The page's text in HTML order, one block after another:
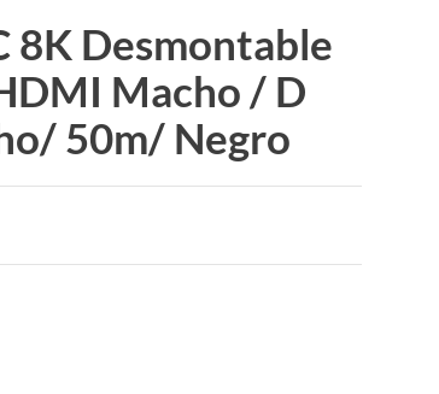
8K Desmontable
Macho / D
50m/ Negro